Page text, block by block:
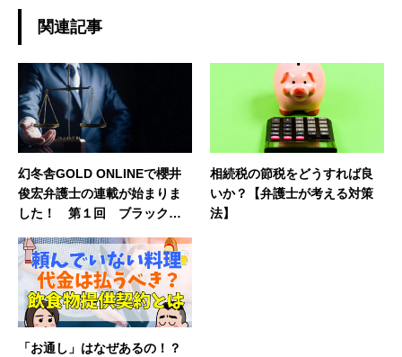
関連記事
幻冬舎GOLD ONLINEで櫻井
俊宏弁護士の連載が始まりま
した！ 第１回 ブラック企
相続税の節税をどうすれば良
いか？【弁護士が考える対策
法】
「お通し」はなぜあるの！？